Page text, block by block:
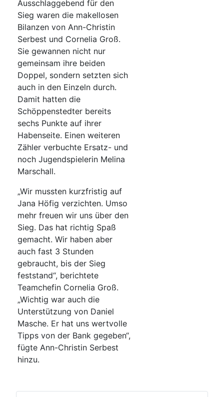
Ausschlaggebend für den
Sieg waren die makellosen
Bilanzen von Ann-Christin
Serbest und Cornelia Groß.
Sie gewannen nicht nur
gemeinsam ihre beiden
Doppel, sondern setzten sich
auch in den Einzeln durch.
Damit hatten die
Schöppenstedter bereits
sechs Punkte auf ihrer
Habenseite. Einen weiteren
Zähler verbuchte Ersatz- und
noch Jugendspielerin Melina
Marschall.
„Wir mussten kurzfristig auf
Jana Höfig verzichten. Umso
mehr freuen wir uns über den
Sieg. Das hat richtig Spaß
gemacht. Wir haben aber
auch fast 3 Stunden
gebraucht, bis der Sieg
feststand“, berichtete
Teamchefin Cornelia Groß.
„Wichtig war auch die
Unterstützung von Daniel
Masche. Er hat uns wertvolle
Tipps von der Bank gegeben“,
fügte Ann-Christin Serbest
hinzu.